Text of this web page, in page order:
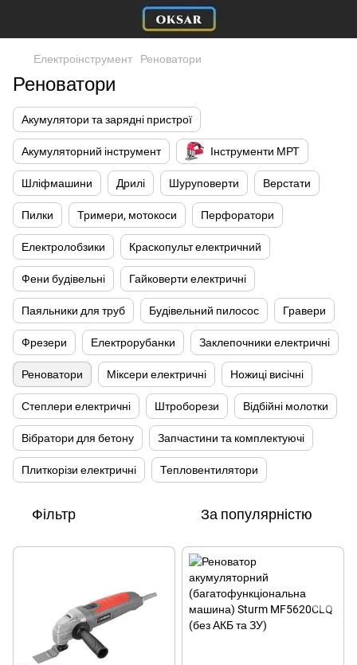
Електроінструмент Реноватори
Реноватори
Акумулятори та зарядні пристрої
Акумуляторний інструмент Інструменти МРТ
Шліфмашини Дрилі Шуруповерти Верстати
Пилки Тримери, мотокоси Перфоратори
Електролобзики Краскопульт електричний
Фени будівельні Гайковерти електричні
Паяльники для труб Будівельний пилосос Гравери
Фрезери Електрорубанки Заклепочники електричні
Реноватори Міксери електричні Ножиці висічні
Степлери електричні Штроборези Відбійні молотки
Вібратори для бетону Запчастини та комплектуючі
Плиткорізи електричні Тепловентилятори
Фільтр За популярністю